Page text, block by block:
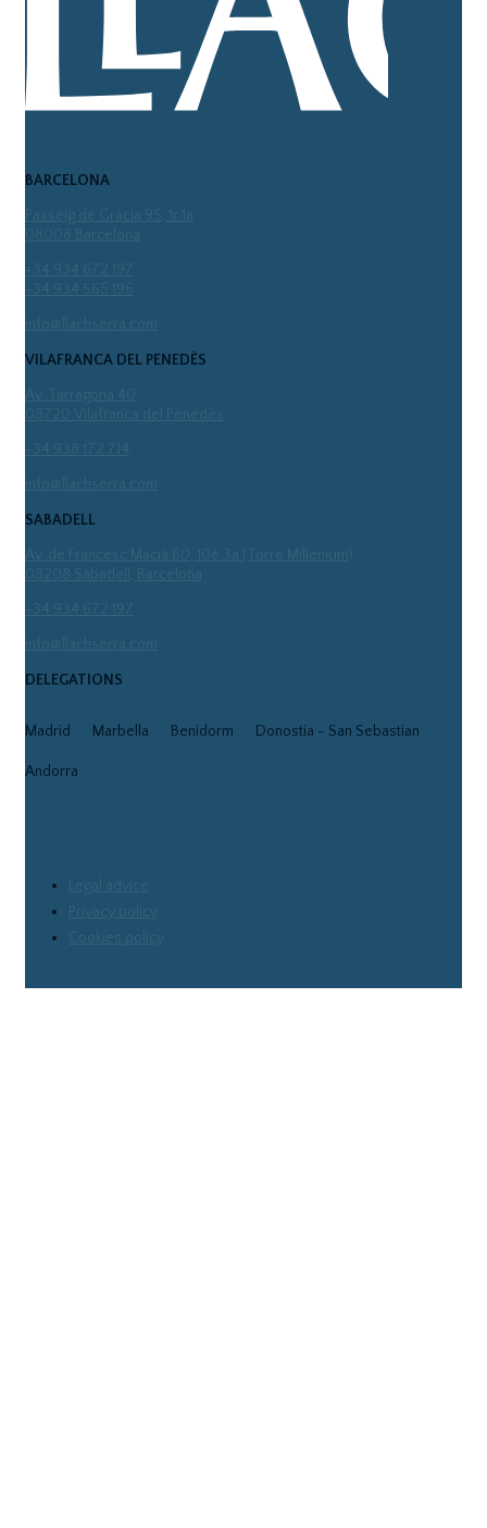
BARCELONA
info@llachserra.com
VILAFRANCA DEL PENEDÈS
info@llachserra.com
SABADELL
Av. de Francesc Macià 60, 10è 3a (Torre Millenium)
info@llachserra.com
DELEGATIONS
Madrid Marbella Benidorm Donostia - San Sebastian
Andorra